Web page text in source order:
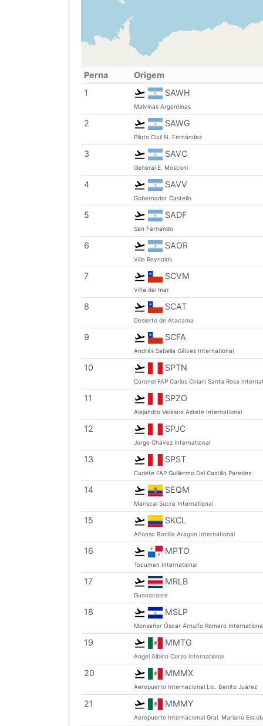
Perna
Origem
1
SAWH
Malvinas Argentinas
2 SAWG
Piloto Civil N. Fernández
3 SAVC
General E. Mosconi
4 SAVV
Gobernador Castello
5 SADF
San Fernando
6 SAOR
Villa Reynolds
7 SCVM
Viña del mar
8 SCAT
Desierto de Atacama
9 SCFA
Andrés Sabella Gálvez International
10 SPTN
Coronel FAP Carlos Ciriani Santa Rosa
11 SPZO
Alejandro Velasco Astete International
12 SPJC
Jorge Chávez International
13 SPST
Cadete FAP Guillermo Del Castillo Paredes
14 SEQM
Mariscal Sucre International
15 SKCL
Alfonso Bonilla Aragon International
16 MPTO
Tocumen International
17 MRLB
Guanacaste
18 MSLP
Monseñor Óscar Arnulfo Romero
19 MMTG
Angel Albino Corzo International
20 MMMX
Aeropuerto Internacional Lic. Benito Juárez
21 MMMY
Aeropuerto Internacional Gral. Mariano